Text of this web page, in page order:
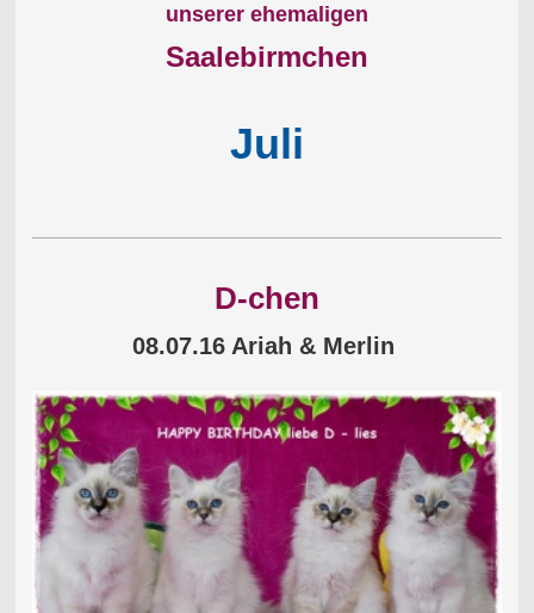
unserer ehemaligen
Saalebirmchen
Juli
D-chen
08.07.16 Ariah & Merlin